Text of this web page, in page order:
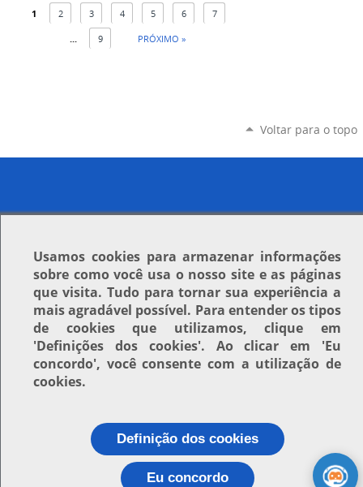
1 2 3 4 5 6 7
... 9 PRÓXIMO »
Voltar para o topo
Usamos cookiespara armazenar informações
sobre como você usa o nosso site e as páginas
que visita. Tudo para tornar sua experiência a
mais agradável possível. Para entender os tipos
de cookies que utilizamos, clique em
'Definições dos cookies'. Ao clicar em 'Eu
concordo', você consente com a utilização de
cookies.